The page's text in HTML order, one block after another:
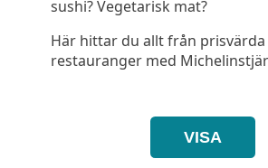
sushi? Vegetarisk mat?
Här hittar du allt från
restauranger med
VISA